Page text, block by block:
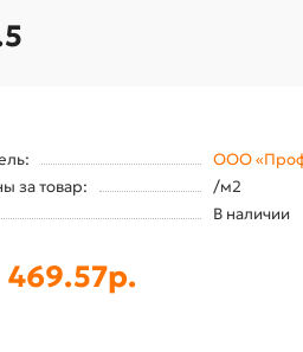
ООО
за товар:
/м2
В наличии
469.57р.